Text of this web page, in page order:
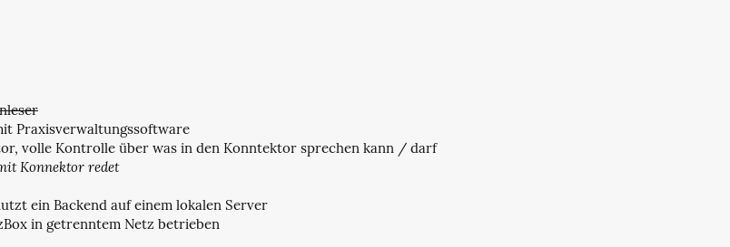
Praxisverwaltungssoftware
volle Kontrolle über was in den Konntektor sprechen kann / darf
Konnektor redet
ein Backend auf einem lokalen Server
in getrenntem Netz betrieben